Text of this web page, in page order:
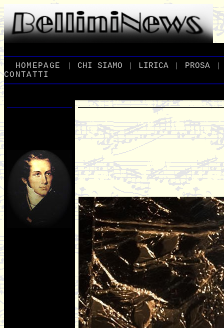
HOMEPAGE | CHI _SIAMO | LIRICA | PROSA_ |
CONTATTI